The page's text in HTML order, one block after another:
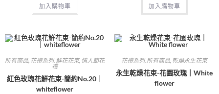
加入購物車 加入購物車
所有商品, 花禮系列, 鮮花花束, 情人節花
禮
紅色玫瑰花鮮花束-簡約No.20｜
whiteflower
花禮系列,所有商品, 乾燥永生花束
永生乾燥花束-花園玫瑰｜White
flower